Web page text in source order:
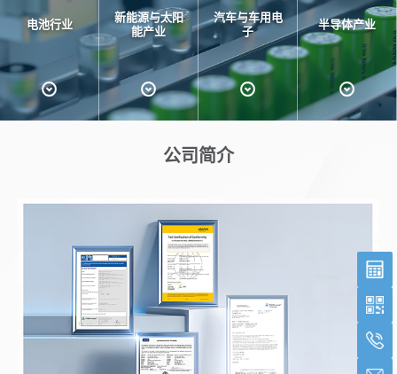
电池行业
新能源与太阳
能产业
汽车与车用电
子
半导体产业
公司简介